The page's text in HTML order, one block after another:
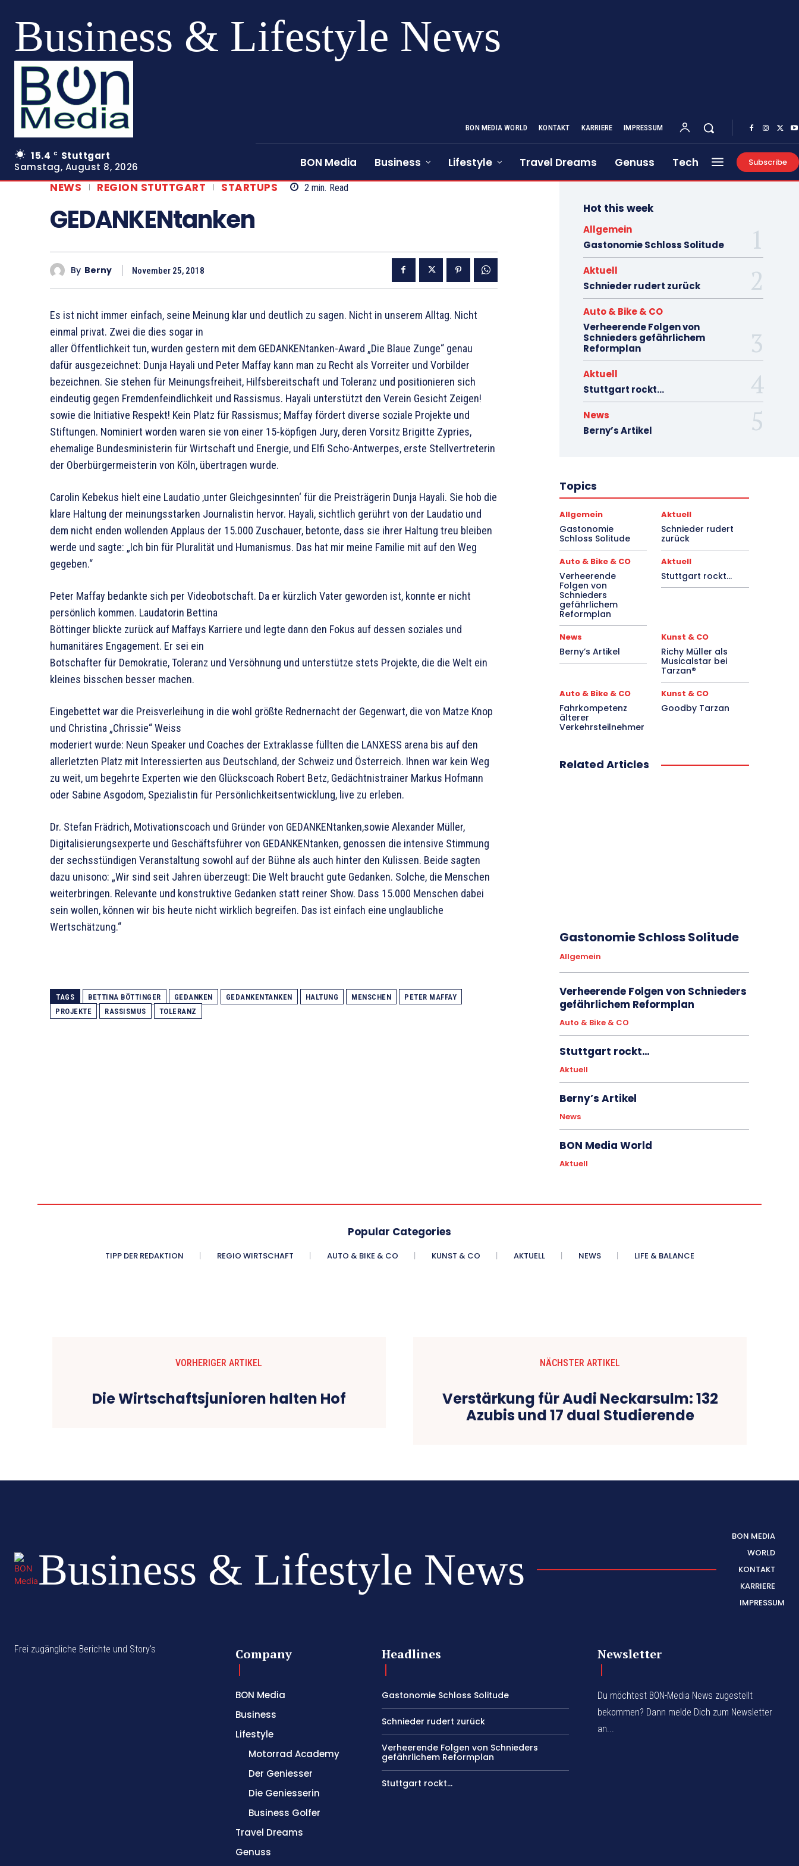
Business & Lifestyle News
15.4 C
Stuttgart
Samstag, August 8, 2026
BON MEDIA WORLD KONTAKT KARRIERE IMPRESSUM
BON Media Business Lifestyle Travel Dreams Genuss Tech Subscribe
NEWS REGION STUTTGART STARTUPS 2 min. Read
GEDANKENtanken
By Berny November 25, 2018
Es ist nicht immer einfach, seine Meinung klar und deutlich zu sagen. Nicht in unserem Alltag. Nicht
einmal privat. Zwei die dies sogar in
aller Öffentlichkeit tun, wurden gestern mit dem GEDANKENtanken-Award „Die Blaue Zunge“ genau
dafür ausgezeichnet: Dunja Hayali und Peter Maffay kann man zu Recht als Vorreiter und Vorbilder
bezeichnen. Sie stehen für Meinungsfreiheit, Hilfsbereitschaft und Toleranz und positionieren sich
eindeutig gegen Fremdenfeindlichkeit und Rassismus. Hayali unterstützt den Verein Gesicht Zeigen!
sowie die Initiative Respekt! Kein Platz für Rassismus; Maffay fördert diverse soziale Projekte und
Stiftungen. Nominiert worden waren sie von einer 15-köpfigen Jury, deren Vorsitz Brigitte Zypries,
ehemalige Bundesministerin für Wirtschaft und Energie, und Elfi Scho-Antwerpes, erste Stellvertreterin
der Oberbürgermeisterin von Köln, übertragen wurde.
Carolin Kebekus hielt eine Laudatio ‚unter Gleichgesinnten‘ für die Preisträgerin Dunja Hayali. Sie hob die
klare Haltung der meinungsstarken Journalistin hervor. Hayali, sichtlich gerührt von der Laudatio und
dem nicht enden wollenden Applaus der 15.000 Zuschauer, betonte, dass sie ihrer Haltung treu bleiben
werde und sagte: „Ich bin für Pluralität und Humanismus. Das hat mir meine Familie mit auf den Weg
gegeben.“
Peter Maffay bedankte sich per Videobotschaft. Da er kürzlich Vater geworden ist, konnte er nicht
persönlich kommen. Laudatorin Bettina
Böttinger blickte zurück auf Maffays Karriere und legte dann den Fokus auf dessen soziales und
humanitäres Engagement. Er sei ein
Botschafter für Demokratie, Toleranz und Versöhnung und unterstütze stets Projekte, die die Welt ein
kleines bisschen besser machen.
Eingebettet war die Preisverleihung in die wohl größte Rednernacht der Gegenwart, die von Matze Knop
und Christina „Chrissie“ Weiss
moderiert wurde: Neun Speaker und Coaches der Extraklasse füllten die LANXESS arena bis auf den
allerletzten Platz mit Interessierten aus Deutschland, der Schweiz und Österreich. Ihnen war kein Weg
zu weit, um begehrte Experten wie den Glückscoach Robert Betz, Gedächtnistrainer Markus Hofmann
oder Sabine Asgodom, Spezialistin für Persönlichkeitsentwicklung, live zu erleben.
Dr. Stefan Frädrich, Motivationscoach und Gründer von GEDANKENtanken,sowie Alexander Müller,
Digitalisierungsexperte und Geschäftsführer von GEDANKENtanken, genossen die intensive Stimmung
der sechsstündigen Veranstaltung sowohl auf der Bühne als auch hinter den Kulissen. Beide sagten
dazu unisono: „Wir sind seit Jahren überzeugt: Die Welt braucht gute Gedanken. Solche, die Menschen
weiterbringen. Relevante und konstruktive Gedanken statt reiner Show. Dass 15.000 Menschen dabei
sein wollen, können wir bis heute nicht wirklich begreifen. Das ist einfach eine unglaubliche
Wertschätzung.“
TAGS BETTINA BÖTTINGER GEDANKEN GEDANKENTANKEN HALTUNG MENSCHEN
PETER MAFFAY
PROJEKTE
RASSISMUS TOLERANZ
Hot this week
Allgemein
Gastonomie Schloss Solitude
Aktuell
Schnieder rudert zurück
Auto & Bike & CO
Verheerende Folgen von
Schnieders gefährlichem
Reformplan
Aktuell
Stuttgart rockt…
News
Berny’s Artikel
Topics
Allgemein
Gastonomie
Schloss Solitude
Aktuell
Schnieder rudert
zurück
Auto & Bike & CO
Verheerende
Folgen von
Schnieders
gefährlichem
Reformplan
Aktuell
Stuttgart rockt…
News
Berny’s Artikel
Kunst & CO
Richy Müller als
Musicalstar bei
Tarzan®
Auto & Bike & CO
Fahrkompetenz
älterer
Verkehrsteilnehmer
Kunst & CO
Goodby Tarzan
Related Articles
Gastonomie Schloss Solitude
Allgemein
Verheerende Folgen von Schnieders
gefährlichem Reformplan
Auto & Bike & CO
Stuttgart rockt…
Aktuell
Berny’s Artikel
News
BON Media World
Aktuell
Popular Categories
TIPP DER REDAKTION REGIO WIRTSCHAFT AUTO & BIKE & CO KUNST & CO AKTUELL NEWS LIFE & BALANCE
VORHERIGER ARTIKEL
Die Wirtschaftsjunioren halten Hof
NÄCHSTER ARTIKEL
Verstärkung für Audi Neckarsulm: 132
Azubis und 17 dual Studierende
Business & Lifestyle News
BON MEDIA
WORLD
KONTAKT
KARRIERE
IMPRESSUM
Frei zugängliche Berichte und Story's Company
BON Media
Business
Lifestyle
Motorrad Academy
Der Geniesser
Die Geniesserin
Business Golfer
Travel Dreams
Genuss
Headlines
Gastonomie Schloss Solitude
Schnieder rudert zurück
Verheerende Folgen von Schnieders
gefährlichem Reformplan
Stuttgart rockt…
Newsletter
Du möchtest BON-Media News zugestellt
bekommen? Dann melde Dich zum Newsletter
an...